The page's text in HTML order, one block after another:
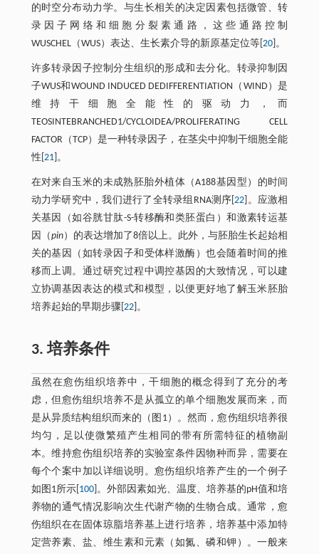
的时空分布动力学。与生长相关的决定因素包括微管、转
录因子网络和细胞分裂素通路，这些通路控制
WUSCHEL（WUS）表达、生长素介导的新原基定位等[ 20]。
许多转录因子控制分生组织的形成和去分化。转录抑制因
子WUS和WOUND INDUCED DEDIFFERENTIATION（WIND）是
维持干细胞全能性的驱动力，而
TEOSINTEBRANCHED1/CYCLOIDEA/PROLIFERATING CELL
FACTOR（TCP）是一种转录因子，在茎尖中抑制干细胞全能
性[ 21]。
在对来自玉米的未成熟胚胎外植体（A188基因型）的时间
动力学研究中，我们进行了全转录组RNA测序[22 ]。应激相
关基因（如谷胱甘肽-S-转移酶和类胚蛋白）和激素转运基
因（pin）的表达增加了8倍以上。此外，与胚胎生长起始相
关的基因（如转录因子和受体样激酶）也会随着时间的推
移而上调。通过研究过程中调控基因的大致情况，可以建
立协调基因表达的模式和模型，以便更好地了解玉米胚胎
培养起始的早期步骤[ 22]。
3. 培养条件
虽然在愈伤组织培养中，干细胞的概念得到了充分的考
虑，但愈伤组织培养不是从孤立的单个细胞发展而来，而
是从异质结构组织而来的（图1）。然而，愈伤组织培养很
均匀，足以使微繁殖产生相同的带有所需特征的植物副
本。维持愈伤组织培养的实验室条件因物种而异，需要在
每个个案中加以详细说明。愈伤组织培养产生的一个例子
如图1所示[ 100]。外部因素如光、温度、培养基的pH值和培
养物的通气情况影响次生代谢产物的生物合成。通常，愈
伤组织在在固体琼脂培养基上进行培养，培养基中添加特
定营养素、盐、维生素和元素（如氮、磷和钾）。一般来